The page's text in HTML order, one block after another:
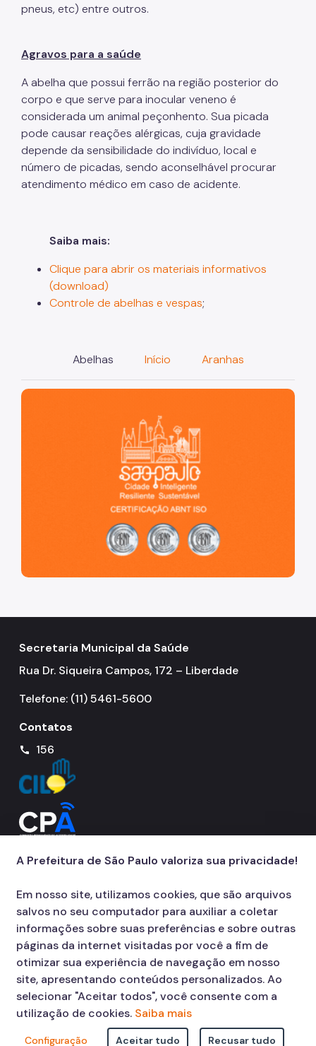
pneus, etc) entre outros.
Agravos para a saúde
A abelha que possui ferrão na região posterior do
corpo e que serve para inocular veneno é
considerada um animal peçonhento. Sua picada
pode causar reações alérgicas, cuja gravidade
depende da sensibilidade do indivíduo, local e
número de picadas, sendo aconselhável procurar
atendimento médico em caso de acidente.
Saiba mais:
Clique para abrir os materiais informativos
(download)
Controle de abelhas e vespas;
Abelhas Início Aranhas
São Paulo, cidade inteligente, resiliente e sustentável
Secretaria Municipal da Saúde
Rua Dr. Siqueira Campos, 172 – Liberdade
Telefone: (11) 5461-5600
Contatos
call 156
A Prefeitura de São Paulo valoriza sua privacidade!
Em nosso site, utilizamos cookies, que são arquivos
salvos no seu computador para auxiliar a coletar
informações sobre suas preferências e sobre outras
páginas da internet visitadas por você a fim de
otimizar sua experiência de navegação em nosso
site, apresentando conteúdos personalizados. Ao
selecionar "Aceitar todos", você consente com a
utilização de cookies. Saiba mais
Configuração Aceitar tudo Recusar tudo